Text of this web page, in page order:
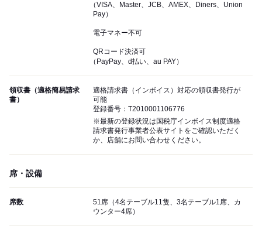
（VISA、Master、JCB、AMEX、Diners、Union
Pay）
電子マネー不可
QRコード決済可
（PayPay、d払い、au PAY）
領収書（適格簡易請求
書）
適格請求書（インボイス）対応の領収書発行が
可能
登録番号：T2010001106776
※最新の登録状況は国税庁インボイス制度適格
請求書発行事業者公表サイトをご確認いただく
か、店舗にお問い合わせください。
席・設備
席数
51席（4名テーブル11隻、3名テーブル1席、カ
ウンター4席）